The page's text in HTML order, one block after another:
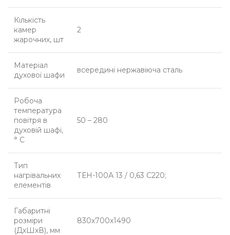
Кількість
камер
жарочних, шт
2
Матеріал
духової шафи
всередині нержавіюча сталь
Робоча
температура
повітря в
духовій шафі,
° C
50 – 280
Тип
нагрівальних
елементів
ТЕН-100А 13 / 0,63 С220;
Габаритні
розміри
(ДхШхВ), мм
830х700х1490